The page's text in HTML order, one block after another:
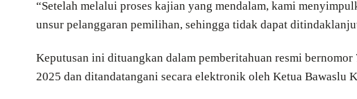
“Setelah melalui proses kajian yang mendalam, kami
unsur pelanggaran pemilihan, sehingga tidak dapat
Keputusan ini dituangkan dalam pemberitahuan resmi
2025 dan ditandatangani secara elektronik oleh Ketua Bawaslu